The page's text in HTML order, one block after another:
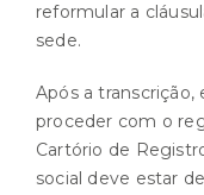
reformular a
sede.
Após a
proceder com o
Cartório de
social deve estar